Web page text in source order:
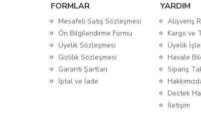
FORMLAR
Mesafeli Satış Sözleşmesi
Ön Bilgilendirme Formu
Üyelik Sözleşmesi
Gizlilik Sözleşmesi
Garanti Şartları
İptal ve İade
YARDIM
Alışveriş
Kargo ve
Üyelik
Havale
Sipariş
Destek
İletişim